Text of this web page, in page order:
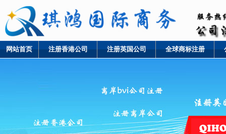
网站首页 注册香港公司 注册英国公司 全球商标注册